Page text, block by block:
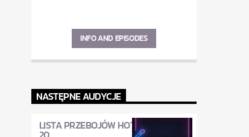
INFO AND EPISODES
NASTĘPNE AUDYCJE
LISTA PRZEBOJÓW HOT